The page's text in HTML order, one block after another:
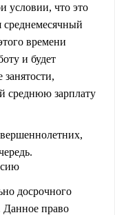
условии, что это
среднемесячный
времени
и будет
занятости,
среднюю зарплату
досрочного
Данное право